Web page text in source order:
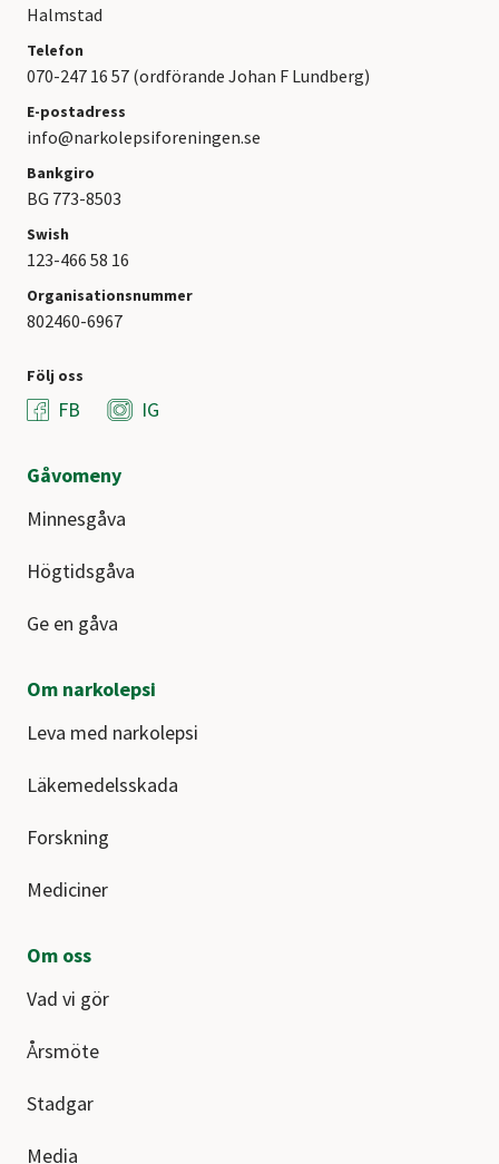
Halmstad
Telefon
070-247 16 57 (ordförande Johan F Lundberg)
E-postadress
info@narkolepsiforeningen.se
Bankgiro
BG 773-8503
Swish
123-466 58 16
Organisationsnummer
802460-6967
Följ oss
FB IG
Gåvomeny
Minnesgåva
Högtidsgåva
Ge en gåva
Om narkolepsi
Leva med narkolepsi
Läkemedelsskada
Forskning
Mediciner
Om oss
Vad vi gör
Årsmöte
Stadgar
Media